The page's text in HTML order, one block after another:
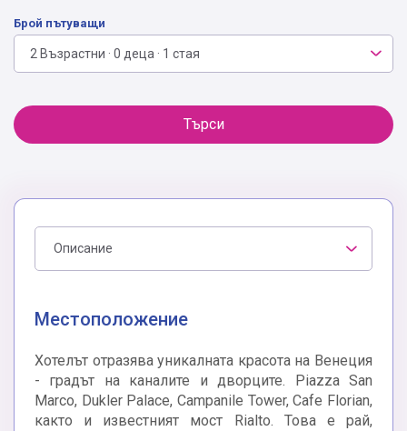
Брой пътуващи
2 Възрастни · 0 деца · 1 стая
Търси
Описание
Местоположение
Хотелът отразява уникалната красота на Венеция
- градът на каналите и дворците. Piazza San
Marco, Dukler Palace, Campanile Tower, Cafe Florian,
както и известният мост Rialto. Това е рай,